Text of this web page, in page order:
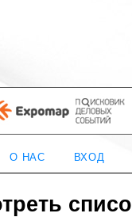
О НАС ВХОД